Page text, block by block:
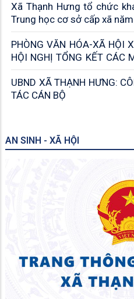
Xã Thạnh Hưng tổ chức
Trung học cơ sở cấp xã
PHÒNG VĂN HÓA-XÃ HỘI
HỘI NGHỊ TỔNG KẾT CÁC
VÀ ĐỀ RA KẾ HOẠCH
UBND XÃ THẠNH HƯNG:
TÁC CÁN BỘ
AN SINH - XÃ HỘI